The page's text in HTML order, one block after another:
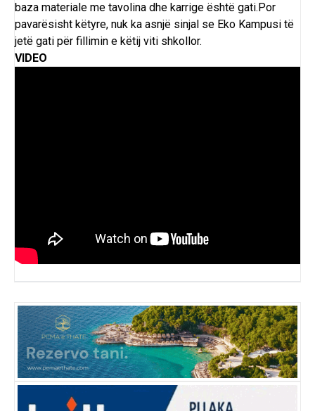
baza materiale me tavolina dhe karrige është gati.Por
pavarësisht këtyre, nuk ka asnjë sinjal se Eko Kampusi të
jetë gati për fillimin e këtij viti shkollor.
VIDEO